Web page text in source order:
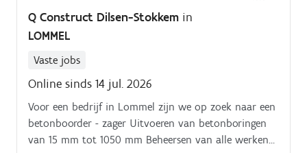
Q Construct Dilsen-Stokkem in
LOMMEL
Vaste jobs
Online sinds 14 jul. 2026
Voor een bedrijf in Lommel zijn we op zoek naar een
betonboorder - zager Uitvoeren van betonboringen
van 15 mm tot 1050 mm Beheersen van alle werken